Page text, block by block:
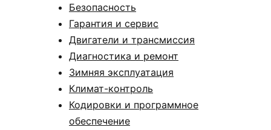
Безопасность
Гарантия и сервис
Двигатели и трансмиссия
Диагностика и ремонт
Зимняя эксплуатация
Климат-контроль
Кодировки и программное
обеспечение